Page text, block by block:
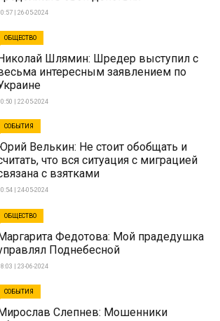
| 26-05-2024
ОБЩЕСТВО
Николай Шлямин: Шредер выступил с
интересным заявлением по
| 22-05-2024
СОБЫТИЯ
Юрий Велькин: Не стоит обобщать и
что вся ситуация с миграцией
с взятками
| 24-05-2024
ОБЩЕСТВО
Федотова: Мой прадедушка
Поднебесной
| 23-06-2024
СОБЫТИЯ
Мирослав Слепнев: Мошенники